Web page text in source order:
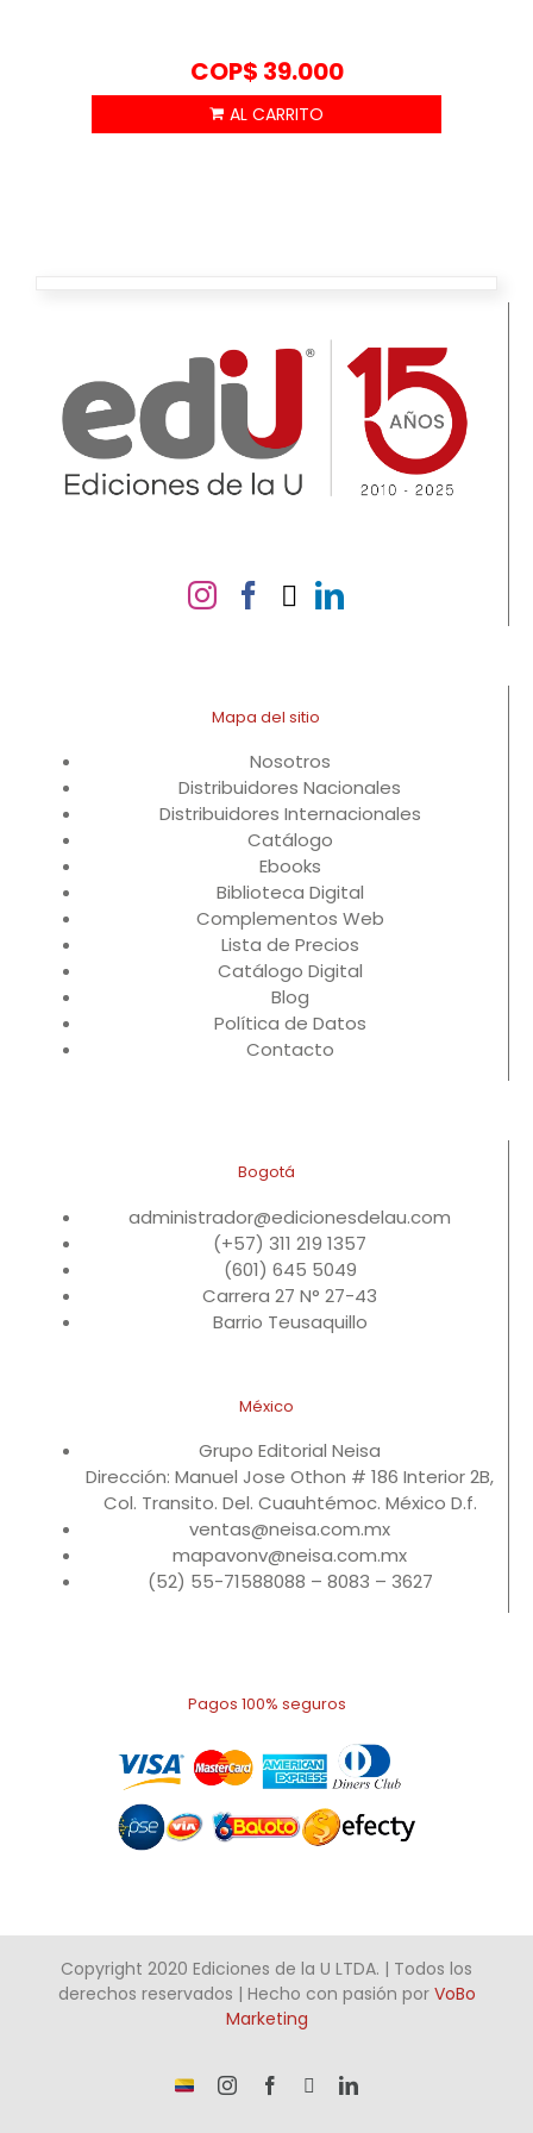
COP$ 39.000
Mapa del sitio
Nosotros
Distribuidores Nacionales
Distribuidores Internacionales
Catálogo
Ebooks
Biblioteca Digital
Complementos Web
Lista de Precios
Catálogo Digital
Blog
Política de Datos
Contacto
Bogotá
administrador@edicionesdelau.com
(+57) 311 219 1357
(601) 645 5049
Carrera 27 N° 27-43
Barrio Teusaquillo
México
Grupo Editorial Neisa
Dirección: Manuel Jose Othon # 186 Interior 2B,
Col. Transito. Del. Cuauhtémoc. México D.f.
ventas@neisa.com.mx
mapavonv@neisa.com.mx
(52) 55-71588088 – 8083 – 3627
Pagos 100% seguros
Copyright 2020 Ediciones de la U LTDA. | Todos los
derechos reservados | Hecho con pasión por VoBo
Marketing
¡Somos InstagramFacebook LinkedIn